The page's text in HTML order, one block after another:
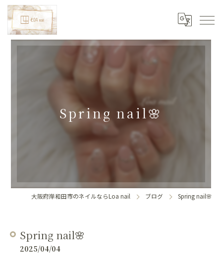
Spring nail🌸
大阪府岸和田市のネイルならLoa nail ブログ Spring nail🌸
Spring nail🌸
2025/04/04